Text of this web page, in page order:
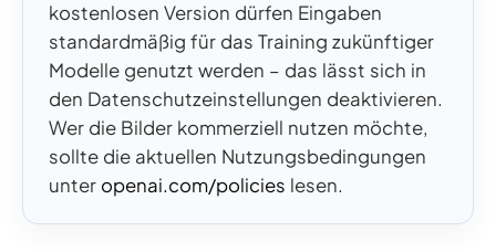
kostenlosen Version dürfen Eingaben
standardmäßig für das Training zukünftiger
Modelle genutzt werden – das lässt sich in
den Datenschutzeinstellungen deaktivieren.
Wer die Bilder kommerziell nutzen möchte,
sollte die aktuellen Nutzungsbedingungen
unter openai.com/policies lesen.